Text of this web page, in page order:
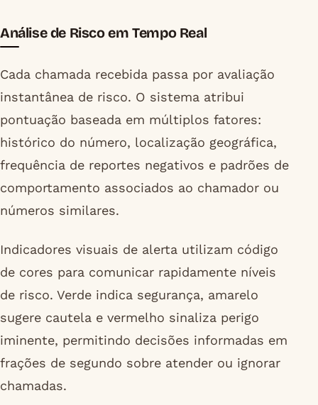
Análise de Risco em Tempo Real
Cada chamada recebida passa por avaliação
instantânea de risco. O sistema atribui
pontuação baseada em múltiplos fatores:
histórico do número, localização geográfica,
frequência de reportes negativos e padrões de
comportamento associados ao chamador ou
números similares.
Indicadores visuais de alerta utilizam código
de cores para comunicar rapidamente níveis
de risco. Verde indica segurança, amarelo
sugere cautela e vermelho sinaliza perigo
iminente, permitindo decisões informadas em
frações de segundo sobre atender ou ignorar
chamadas.